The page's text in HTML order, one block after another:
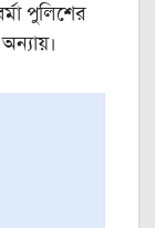
পুলিশের